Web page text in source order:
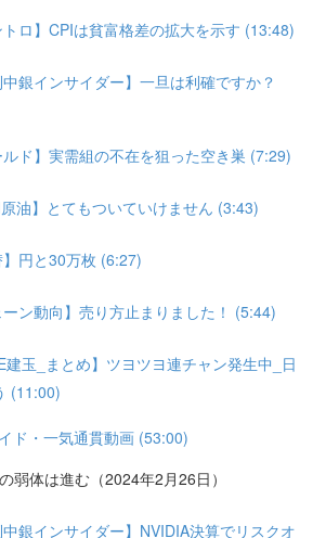
ロ】CPIは貧富格差の拡大を示す (13:48)
銀インサイダー】一旦は利確ですか？
ド】実需組の不在を狙った空き巣 (7:29)
油】とてもついていけません (3:43)
円と30万枚 (6:27)
ン動向】売り方止まりました！ (5:44)
建玉_まとめ】ツヨツヨ連チャン発生中_日
(11:00)
ド・一気通貫動画 (53:00)
弱体は進む（2024年2月26日）
銀インサイダー】NVIDIA決算でリスクオ